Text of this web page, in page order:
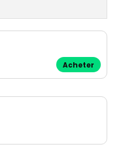
Acheter